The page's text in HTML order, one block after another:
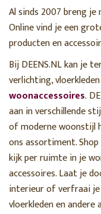
Al sinds 2007 breng je
Online vind je een
producten en
Bij DEENS.NL kan je
verlichting,
woonaccessoires.
aan in verschillende
of moderne woonstijl
ons assortiment.
kijk per ruimte in je
accessoires. Laat je
interieur of verfraai
vloerkleden en